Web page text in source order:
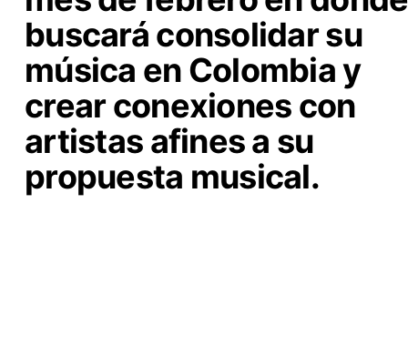
buscará consolidar su
música en Colombia y
crear conexiones con
artistas afines a su
propuesta musical.